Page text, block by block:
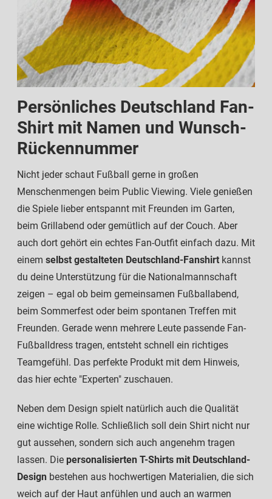
Persönliches Deutschland Fan-
Shirt mit Namen und Wunsch-
Rückennummer
Nicht jeder schaut Fußball gerne in großen
Menschenmengen beim Public Viewing. Viele genießen
die Spiele lieber entspannt mit Freunden im Garten,
beim Grillabend oder gemütlich auf der Couch. Aber
auch dort gehört ein echtes Fan-Outfit einfach dazu. Mit
einem selbst gestalteten Deutschland-Fanshirt kannst
du deine Unterstützung für die Nationalmannschaft
zeigen – egal ob beim gemeinsamen Fußballabend,
beim Sommerfest oder beim spontanen Treffen mit
Freunden. Gerade wenn mehrere Leute passende Fan-
Fußballdress tragen, entsteht schnell ein richtiges
Teamgefühl. Das perfekte Produkt mit dem Hinweis,
das hier echte "Experten" zuschauen.
Neben dem Design spielt natürlich auch die Qualität
eine wichtige Rolle. Schließlich soll dein Shirt nicht nur
gut aussehen, sondern sich auch angenehm tragen
lassen. Die personalisierten T-Shirts mit Deutschland-
Design bestehen aus hochwertigen Materialien, die sich
weich auf der Haut anfühlen und auch an warmen